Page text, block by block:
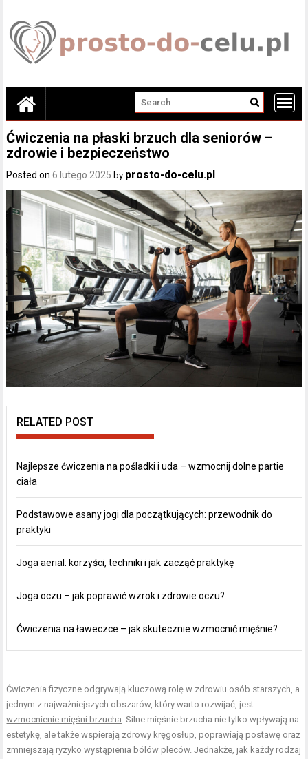
content
Ćwiczenia na płaski brzuch dla seniorów –
zdrowie i bezpieczeństwo
Posted on6 lutego 2025 by prosto-do-celu.pl
RELATED POST
Najlepsze ćwiczenia na pośladki i uda – wzmocnij dolne partie
ciała
Podstawowe asany jogi dla początkujących: przewodnik do
praktyki
Joga aerial: korzyści, techniki i jak zacząć praktykę
Joga oczu – jak poprawić wzrok i zdrowie oczu?
Ćwiczenia na ławeczce – jak skutecznie wzmocnić mięśnie?
Ćwiczenia fizyczne odgrywają kluczową rolę w zdrowiu osób starszych, a
jednym z najważniejszych obszarów, który warto rozwijać, jest
wzmocnienie mięśni brzucha. Silne mięśnie brzucha nie tylko wpływają na
estetykę, ale także wspierają zdrowy kręgosłup, poprawiają postawę oraz
zmniejszają ryzyko wystąpienia bólów pleców. Jednakże, jak każdy rodzaj